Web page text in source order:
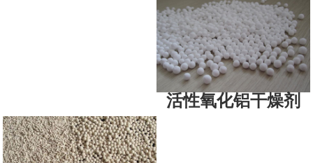
活性氧化铝干燥剂